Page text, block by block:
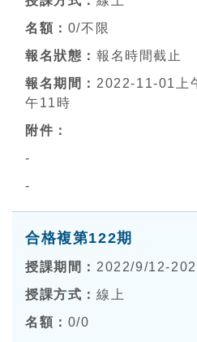
0/不限
報名時間截止
2022-11-01上
午11時
-
-
合格複第122期
2022/9/12-
線上
0/0